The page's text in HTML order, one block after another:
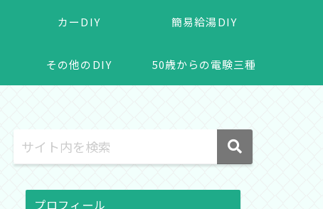
カーDIY 簡易給湯DIY
その他のDIY 50歳からの電験三種
プロフィール